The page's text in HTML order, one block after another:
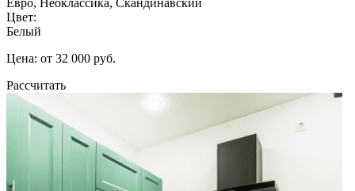
Цвет:
Белый
Цена: от 32 000 руб.
Рассчитать